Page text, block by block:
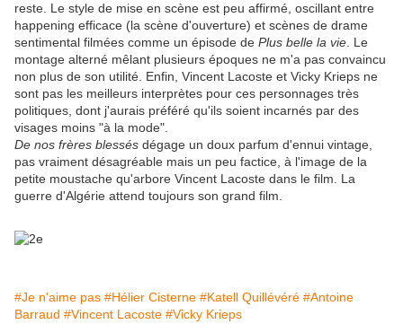
reste. Le style de mise en scène est peu affirmé, oscillant entre
happening efficace (la scène d'ouverture) et scènes de drame
sentimental filmées comme un épisode de Plus belle la vie . Le
montage alterné mêlant plusieurs époques ne m'a pas convaincu
non plus de son utilité. Enfin, Vincent Lacoste et Vicky Krieps ne
sont pas les meilleurs interprètes pour ces personnages très
politiques, dont j'aurais préféré qu'ils soient incarnés par des
visages moins "à la mode".
De nos frères blessés dégage un doux parfum d'ennui vintage,
pas vraiment désagréable mais un peu factice, à l'image de la
petite moustache qu'arbore Vincent Lacoste dans le film. La
guerre d'Algérie attend toujours son grand film.
#Je n'aime pas #Hélier Cisterne #Katell Quillévéré #Antoine
Barraud #Vincent Lacoste #Vicky Krieps